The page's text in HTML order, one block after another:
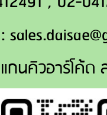
นคิวอาร์โค้ด